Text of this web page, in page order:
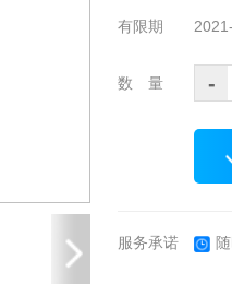
有限期
数 量 -
服务承诺